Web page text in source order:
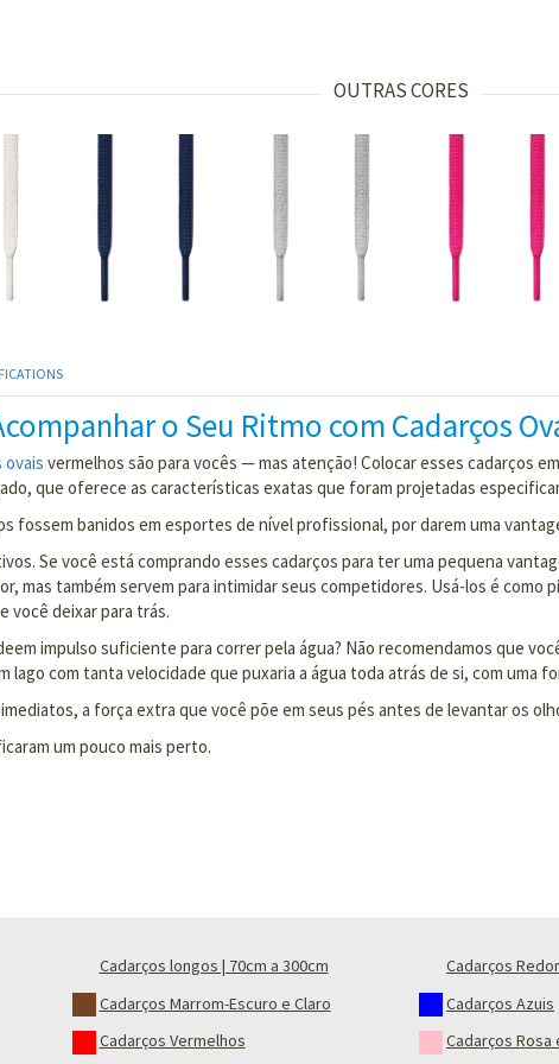
OUTRAS CORES
o Seu Ritmo com Cadarços
ovais vermelhos são para vocês — mas atenção! Colocar esses cadarços
que oferece as características exatas que foram projetadas
fossem banidos em esportes de nível profissional, por darem uma
Se você está comprando esses cadarços para ter uma pequena
mas também servem para intimidar seus competidores. Usá-los é como
você deixar para trás.
impulso suficiente para correr pela água? Não recomendamos que
lago com tanta velocidade que puxaria a água toda atrás de si, com uma
a força extra que você põe em seus pés antes de levantar os
um pouco mais perto.
Cadarços longos | 70cm a 300cm Cadarços
Cadarços Marrom-Escuro e Claro Cadarços Azuis
Cadarços Vermelhos Cadarços Rosa